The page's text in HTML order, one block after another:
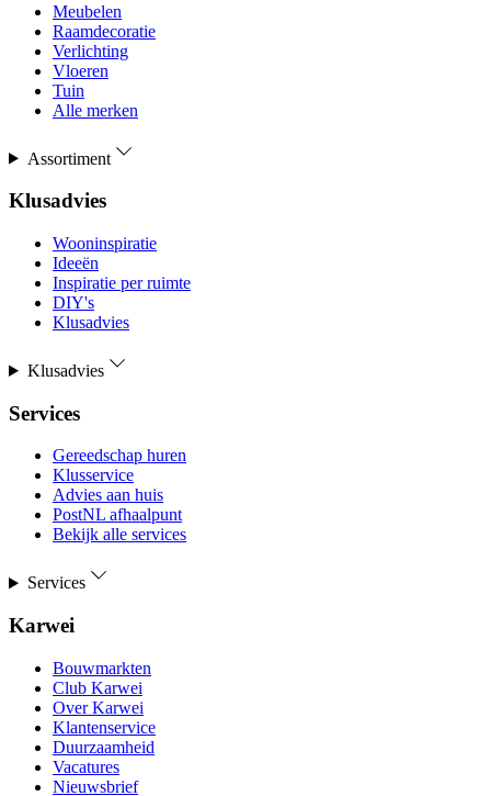
Meubelen
Raamdecoratie
Verlichting
Vloeren
Tuin
Alle merken
Assortiment
Klusadvies
Wooninspiratie
Ideeën
Inspiratie per ruimte
DIY's
Klusadvies
Klusadvies
Services
Gereedschap huren
Klusservice
Advies aan huis
PostNL afhaalpunt
Bekijk alle services
Services
Karwei
Bouwmarkten
Club Karwei
Over Karwei
Klantenservice
Duurzaamheid
Vacatures
Nieuwsbrief